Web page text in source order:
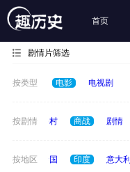
首页
剧情片筛选
按类型 电影 电视剧
按剧情
历史 乡村 商战 剧情
按地区
德国 泰国 印度 意大利